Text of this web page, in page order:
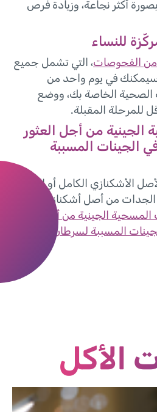
بصورة أكثر نجاعة، وزيادة فرص
للنساء
الفحوصات، التي تشمل جميع
في يوم واحد من
الصحية الخاصة بك، ووضع
للمرحلة المقبلة.
من أجل العثور
الجينات المسببة
الأشكنازي الكامل أو الجزئي
من أصل أشكنازي)
الجينية من أجل العثور
المسببة لسرطان الثدي
الأكل